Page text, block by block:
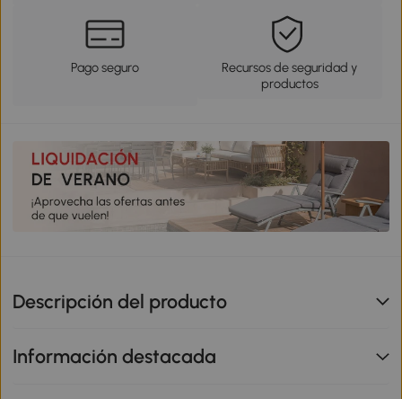
Pago seguro
Recursos de seguridad y
productos
Descripción del producto
Información destacada